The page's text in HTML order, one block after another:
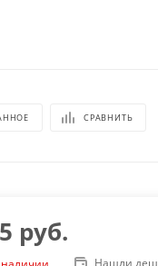
СРАВНИТЬ
руб.
Нашли